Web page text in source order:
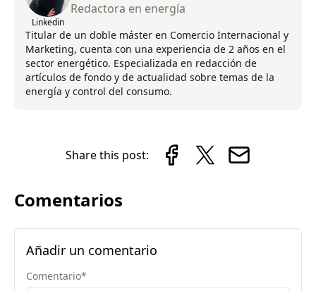
Linkedin
Redactora en energía
Titular de un doble máster en Comercio Internacional y
Marketing, cuenta con una experiencia de 2 años en el
sector energético. Especializada en redacción de
artículos de fondo y de actualidad sobre temas de la
energía y control del consumo.
Share this post:
Comentarios
Añadir un comentario
Comentario*